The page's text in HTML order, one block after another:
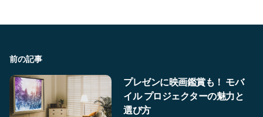
前の記事
プレゼンに映画鑑賞も！ モバ
イル プロジェクターの魅力と
選び方